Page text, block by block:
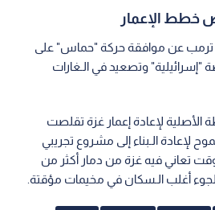
خطط الإعمار
ترمب عن موافقة حركة "حماس" على
وتصعيد في الـغارات
الأصلية لإعادة إعمار غزة تقلصت
الـبناء إلى مشروع تجريبي
تعاني فيه غزة من دمار أكثر من